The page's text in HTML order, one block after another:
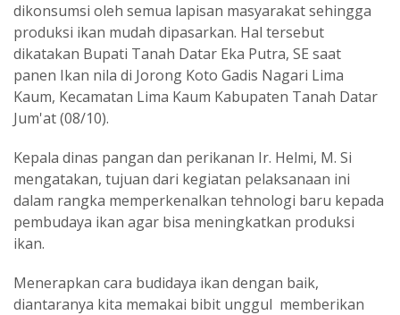
dikonsumsi oleh semua lapisan masyarakat sehingga
produksi ikan mudah dipasarkan. Hal tersebut
dikatakan Bupati Tanah Datar Eka Putra, SE saat
panen Ikan nila di Jorong Koto Gadis Nagari Lima
Kaum, Kecamatan Lima Kaum Kabupaten Tanah Datar
Jum'at (08/10).
Kepala dinas pangan dan perikanan Ir. Helmi, M. Si
mengatakan, tujuan dari kegiatan pelaksanaan ini
dalam rangka memperkenalkan tehnologi baru kepada
pembudaya ikan agar bisa meningkatkan produksi
ikan.
Menerapkan cara budidaya ikan dengan baik,
diantaranya kita memakai bibit unggul memberikan